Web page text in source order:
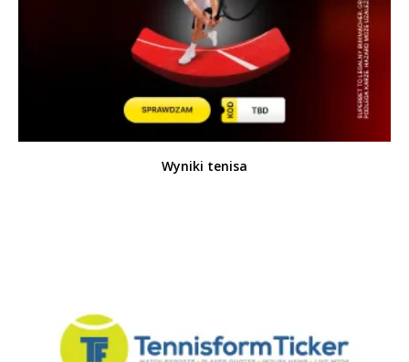
Wyniki tenisa